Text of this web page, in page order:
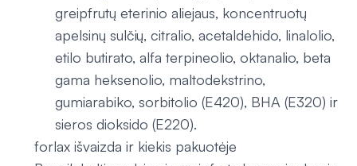
greipfrutų eterinio aliejaus, koncentruotų
apelsinų sulčių, citralio, acetaldehido, linalolio,
etilo butirato, alfa terpineolio, oktanalio, beta
gama heksenolio, maltodekstrino,
gumiarabiko, sorbitolio (E420), BHA (E320) ir
sieros dioksido (E220).
forlax išvaizda ir kiekis pakuotėje